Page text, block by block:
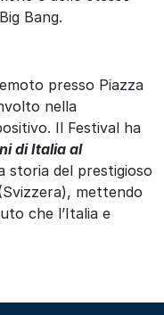
Bang.
presso Piazza
nella
Il Festival ha
di Italia al
storia del prestigioso
mettendo
che l’Italia e